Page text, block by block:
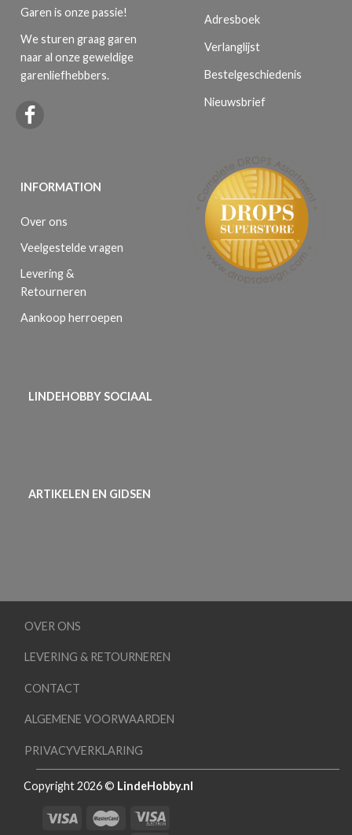
Garen is onze passie!
We sturen graag garen
naar al onze geweldige
garenliefhebbers.
INFORMATION
Over ons
Veelgestelde vragen
Levering &
Retourneren
Aankoop herroepen
Adresboek
Verlanglijst
Bestelgeschiedenis
Nieuwsbrief
LINDEHOBBY SOCIAAL
ARTIKELEN EN GIDSEN
OVER ONS
LEVERING & RETOURNEREN
CONTACT
ALGEMENE VOORWAARDEN
PRIVACYVERKLARING
Copyright 2026 © LindeHobby.nl